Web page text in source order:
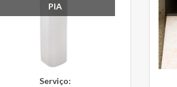
PIA
Serviço: